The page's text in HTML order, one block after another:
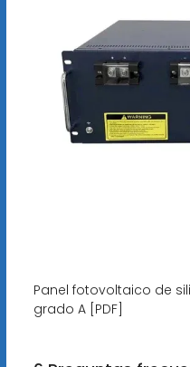
Panel fotovoltaico de
grado A [PDF]